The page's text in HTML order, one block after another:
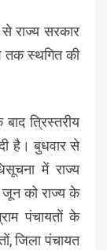
राज्य सरकार
तक स्थगित की
त्रिस्तरीय
है। बुधवार से
में राज्य
को राज्य के
पंचायतों के
जिला पंचायत